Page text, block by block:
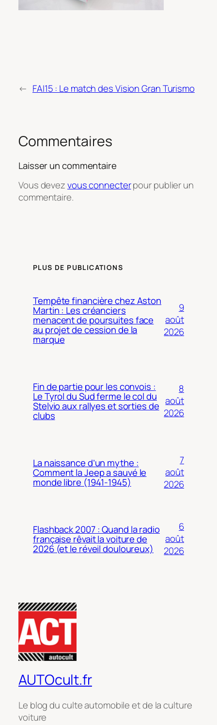
← FAI15 : Le match des Vision Gran Turismo
Commentaires
Laisser un commentaire
Vous devezvous connecterpour publier un
commentaire.
PLUS DE PUBLICATIONS
Tempête financière chez Aston
Martin : Les créanciers
menacent de poursuites face
au projet de cession de la
marque
9
août
2026
Fin de partie pour les convois :
Le Tyrol du Sud ferme le col du
Stelvio aux rallyes et sorties de
clubs
8
août
2026
La naissance d’un mythe :
Comment la Jeep a sauvé le
monde libre (1941-1945)
7
août
2026
Flashback 2007 : Quand la radio
française rêvait la voiture de
2026 (et le réveil douloureux)
6
août
2026
AUTOcult.fr
Le blog du culte automobile et de la culture
voiture